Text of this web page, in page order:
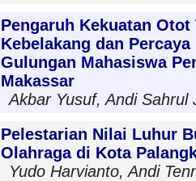
Pengaruh Kekuatan
Kebelakang dan
Gulungan Mahasiswa
Makassar
Akbar Yusuf, Andi Sahrul
Pelestarian Nilai Luhur
Olahraga di Kota
Yudo Harvianto, Andi